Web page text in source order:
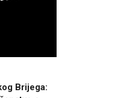
Brijega: